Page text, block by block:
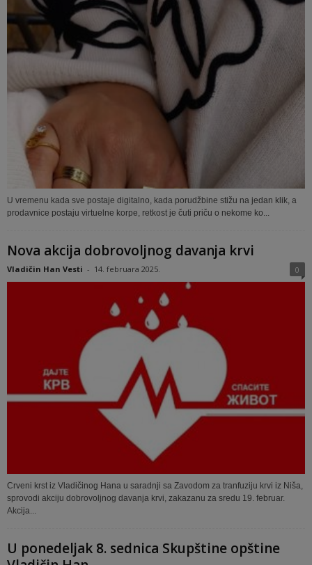
U vremenu kada sve postaje digitalno, kada porudžbine stižu na jedan klik, a
prodavnice postaju virtuelne korpe, retkost je čuti priču o nekome ko...
Nova akcija dobrovoljnog davanja krvi
Vladičin Han Vesti - 14. februara 2025. 0
Crveni krst iz Vladičinog Hana u saradnji sa Zavodom za tranfuziju krvi iz Niša,
sprovodi akciju dobrovoljnog davanja krvi, zakazanu za sredu 19. februar.
Akcija...
U ponedeljak 8. sednica Skupštine opštine